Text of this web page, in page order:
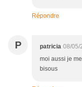
Répondre
P patricia 08/05/
moi aussi je
bisous